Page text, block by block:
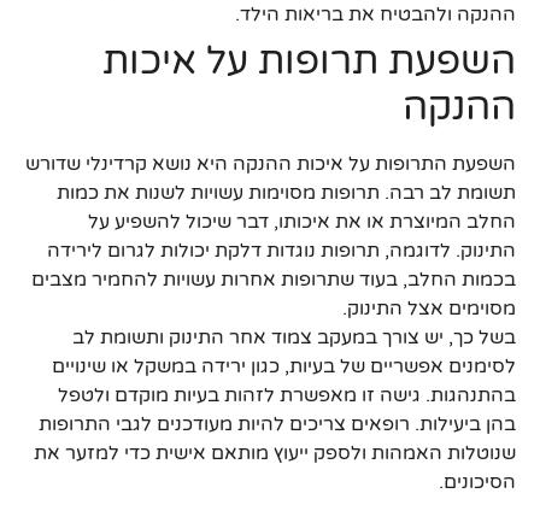
ההנקה ולהבטיח את בריאות הילד.
השפעת תרופות על איכות
ההנקה
השפעת התרופות על איכות ההנקה היא נושא קרדינלי שדורש
תשומת לב רבה. תרופות מסוימות עשויות לשנות את כמות
החלב המיוצרת או את איכותו, דבר שיכול להשפיע על
התינוק. לדוגמה, תרופות נוגדות דלקת יכולות לגרום לירידה
בכמות החלב, בעוד שתרופות אחרות עשויות להחמיר מצבים
מסוימים אצל התינוק.
בשל כך, יש צורך במעקב צמוד אחר התינוק ותשומת לב
לסימנים אפשריים של בעיות, כגון ירידה במשקל או שינויים
בהתנהגות. גישה זו מאפשרת לזהות בעיות מוקדם ולטפל
בהן ביעילות. רופאים צריכים להיות מעודכנים לגבי התרופות
שנוטלות האמהות ולספק ייעוץ מותאם אישית כדי למזער את
הסיכונים.